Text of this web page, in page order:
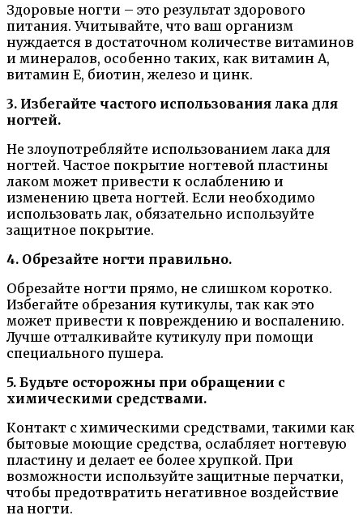
Здоровые ногти – это результат здорового
питания. Учитывайте, что ваш организм
нуждается в достаточном количестве витаминов
и минералов, особенно таких, как витамин А,
витамин Е, биотин, железо и цинк.
3. Избегайте частого использования лака для
ногтей.
Не злоупотребляйте использованием лака для
ногтей. Частое покрытие ногтевой пластины
лаком может привести к ослаблению и
изменению цвета ногтей. Если необходимо
использовать лак, обязательно используйте
защитное покрытие.
4. Обрезайте ногти правильно.
Обрезайте ногти прямо, не слишком коротко.
Избегайте обрезания кутикулы, так как это
может привести к повреждению и воспалению.
Лучше отталкивайте кутикулу при помощи
специального пушера.
5. Будьте осторожны при обращении с
химическими средствами.
Контакт с химическими средствами, такими как
бытовые моющие средства, ослабляет ногтевую
пластину и делает ее более хрупкой. При
возможности используйте защитные перчатки,
чтобы предотвратить негативное воздействие
на ногти.